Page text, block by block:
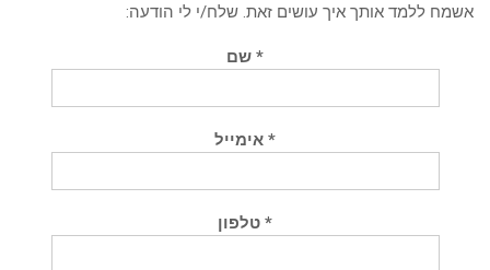
אשמח ללמד אותך איך עושים זאת. שלח/י לי הודעה:
* שם
* אימייל
* טלפון